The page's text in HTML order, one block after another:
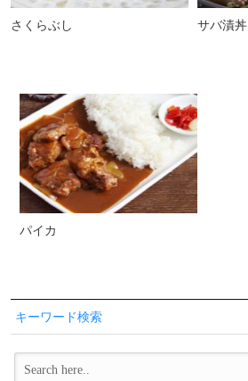
さくらぶし サバ漬丼
パイカ
キーワード検索